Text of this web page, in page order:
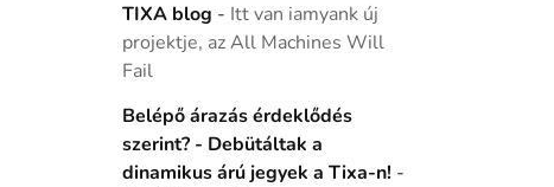
TIXA blog - Itt van iamyank új
projektje, az All Machines Will
Fail
Belépő árazás érdeklődés
szerint? - Debütáltak a
dinamikus árú jegyek a Tixa-n! -